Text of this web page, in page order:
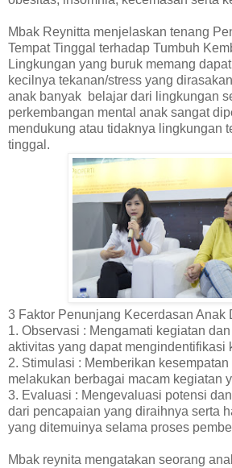
Mbak Reynitta menjelaskan tenang
Tempat Tinggal terhadap Tumbuh
Lingkungan yang buruk memang
kecilnya tekanan/stress yang
anak banyak belajar dari lingkungan
perkembangan mental anak sangat
mendukung atau tidaknya lingkungan
tinggal.
3 Faktor Penunjang Kecerdasan Anak
1. Observasi : Mengamati kegiatan
aktivitas yang dapat mengindentifikasi
2. Stimulasi : Memberikan
melakukan berbagai macam kegiatan
3. Evaluasi : Mengevaluasi potensi
dari pencapaian yang diraihnya serta
yang ditemuinya selama proses
Mbak reynita mengatakan seorang